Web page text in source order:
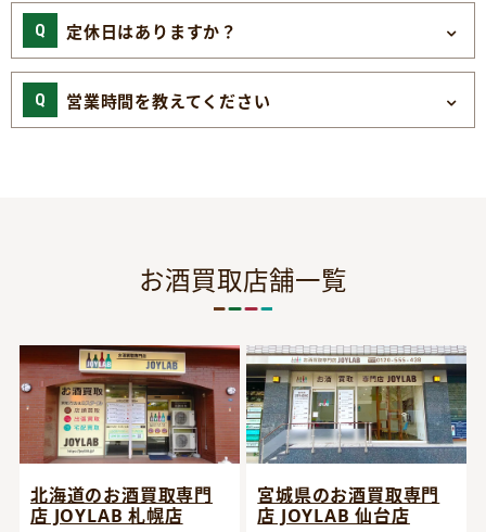
定休日はありますか？
営業時間を教えてください
お酒買取店舗一覧
北海道のお酒買取専門
店 JOYLAB 札幌店
宮城県のお酒買取専門
店 JOYLAB 仙台店